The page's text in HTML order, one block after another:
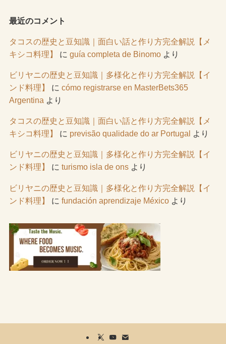
最近のコメント
タコスの歴史と豆知識｜面白い話と作り方完全解説【メ
キシコ料理】
に guía completa de Binomoより
ビリヤニの歴史と豆知識｜多様化と作り方完全解説【イ
ンド料理】
に cómo registrarse en MasterBets365
Argentina より
タコスの歴史と豆知識｜面白い話と作り方完全解説【メ
キシコ料理】
に previsão qualidade do ar Portugal より
ビリヤニの歴史と豆知識｜多様化と作り方完全解説【イ
ンド料理】
に turismo isla de onsより
ビリヤニの歴史と豆知識｜多様化と作り方完全解説【イ
ンド料理】
に fundación aprendizaje Méxicoより